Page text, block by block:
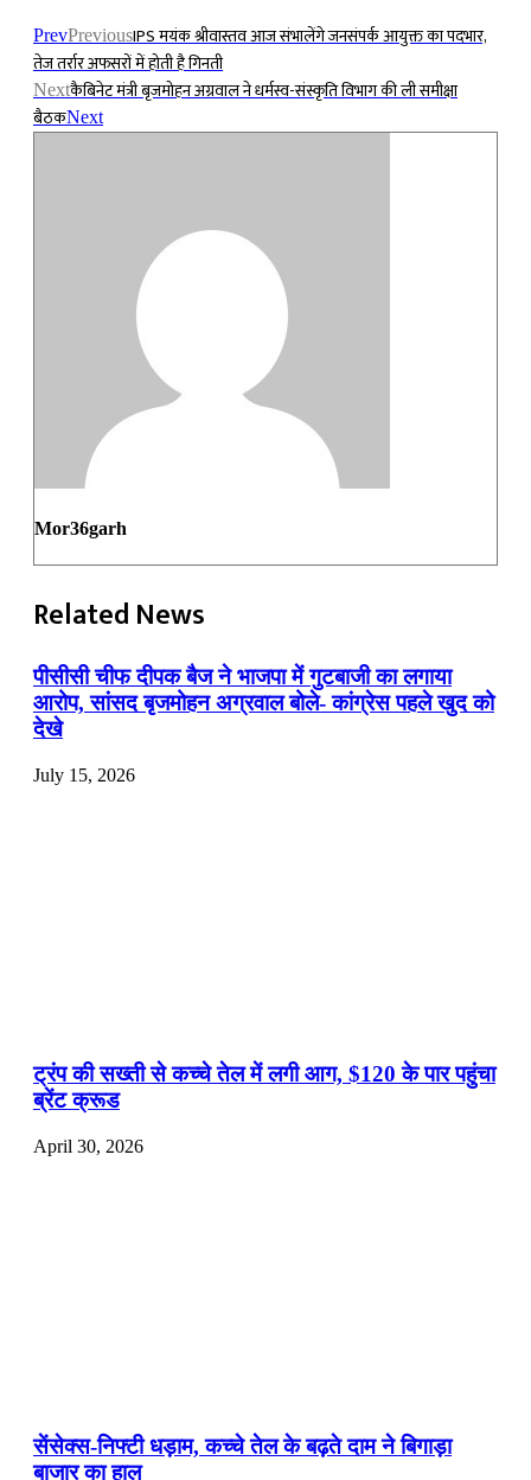
PrevPreviousIPS मयंक श्रीवास्तव आज संभालेंगे जनसंपर्क आयुक्त का पदभार,
तेज तर्रार अफसरों में होती है गिनती
Nextकैबिनेट मंत्री बृजमोहन अग्रवाल ने धर्मस्व-संस्कृति विभाग की ली समीक्षा
बैठकNext
Mor36garh
Related News
पीसीसी चीफ दीपक बैज ने भाजपा में गुटबाजी का लगाया
आरोप, सांसद बृजमोहन अग्रवाल बोले- कांग्रेस पहले खुद को
देखे
July 15, 2026
ट्रंप की सख्ती से कच्चे तेल में लगी आग, $120 के पार पहुंचा
ब्रेंट क्रूड
April 30, 2026
सेंसेक्स-निफ्टी धड़ाम, कच्चे तेल के बढ़ते दाम ने बिगाड़ा
बाजार का हाल